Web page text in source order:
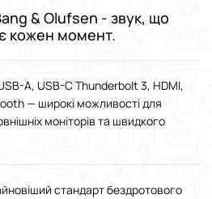
& Olufsen - звук, що
кожен момент.
A, USB-C Thunderbolt 3, HDMI,
— широкі можливості для
моніторів та швидкого
стандарт бездротового